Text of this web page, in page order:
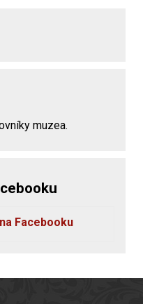
muzea.
Facebooku